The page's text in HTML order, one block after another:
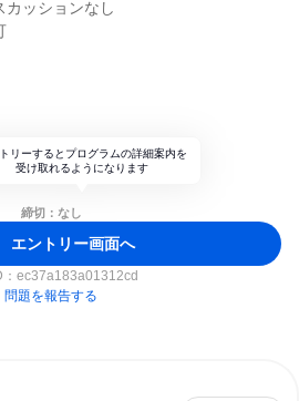
カッションなし
リーするとプログラムの詳細案内を
受け取れるようになります
締切：なし
エントリー画面へ
ec37a183a01312cd
問題を報告する